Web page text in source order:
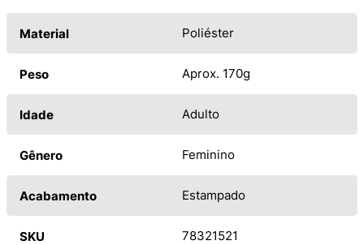
Material Poliéster
Peso Aprox. 170g
Idade Adulto
Gênero Feminino
Acabamento Estampado
SKU 78321521